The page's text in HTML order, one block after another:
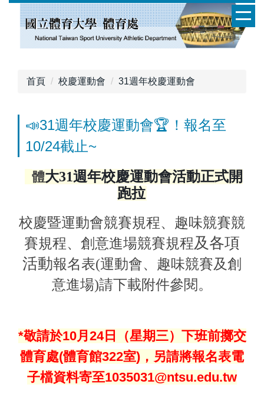
首頁 校慶運動會 31週年校慶運動會
📣31週年校慶運動會🏆！報名至
10/24截止~
體大31週年校慶運動會活動正式開
跑拉
校慶暨運動會競賽規程、趣味競賽競
賽規程、創意進場競賽規程及各項
活動報名表(運動會、趣味競賽及創
意進場)請下載附件參閱。
*敬請於10月24日（星期三）下班前擲交
體育處(體育館322室)，另請將報名表電
子檔資料寄至1035031@ntsu.edu.tw